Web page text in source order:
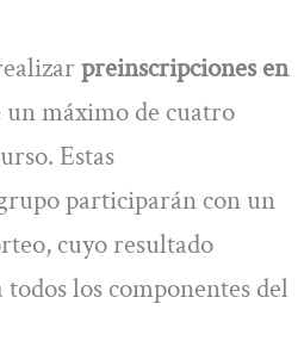
preinscripciones en
máximo de cuatro
Estas
participarán con un
cuyo resultado
los componentes del